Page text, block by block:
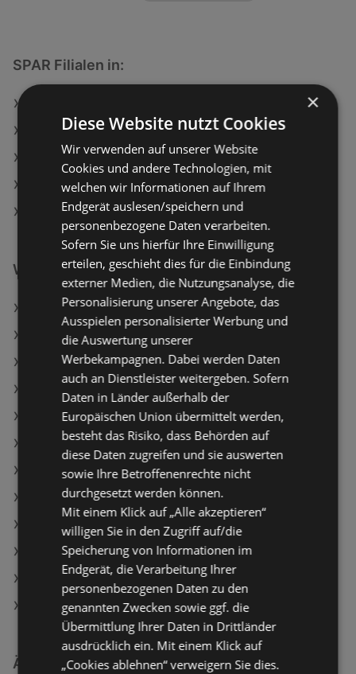
SPAR Filialen in:
SPAR in Hollenstein an der Ybbs
SPAR in Luftenberg an der Donau
SPAR in Neumarkt im Hausruckkreis
SPAR in Sankt Gilgen
Weiterführende Links
Soletti Salzstangerl
Schärdinger Mozzarella gerieben
Clever Österreichische Teebutter
SPAR Angebote
BILLA PLUS Angebote
Travel FREE Angebote
Aktuelle BILLA Flugblätter
Aktuelle MPREIS Flugblätter
Aktuelle Travel FREE Flugblätter
Aktuelle NÖM Flugblätter
Aktuelle PENNY Flugblätter
SPAR Filialen in Bregenz
Ähnliche Händler
×
Diese Website nutzt Cookies
Wir verwenden auf unserer Website
Cookies und andere Technologien, mit
welchen wir Informationen auf Ihrem
Endgerät auslesen/speichern und
personenbezogene Daten verarbeiten.
Sofern Sie uns hierfür Ihre Einwilligung
erteilen, geschieht dies für die Einbindung
externer Medien, die Nutzungsanalyse, die
Personalisierung unserer Angebote, das
Ausspielen personalisierter Werbung und
die Auswertung unserer
Werbekampagnen. Dabei werden Daten
auch an Dienstleister weitergeben. Sofern
Daten in Länder außerhalb der
Europäischen Union übermittelt werden,
besteht das Risiko, dass Behörden auf
diese Daten zugreifen und sie auswerten
sowie Ihre Betroffenenrechte nicht
durchgesetzt werden können.
Mit einem Klick auf „Alle akzeptieren“
willigen Sie in den Zugriff auf/die
Speicherung von Informationen im
Endgerät, die Verarbeitung Ihrer
personenbezogenen Daten zu den
genannten Zwecken sowie ggf. die
Übermittlung Ihrer Daten in Drittländer
ausdrücklich ein. Mit einem Klick auf
„Cookies ablehnen“ verweigern Sie dies.